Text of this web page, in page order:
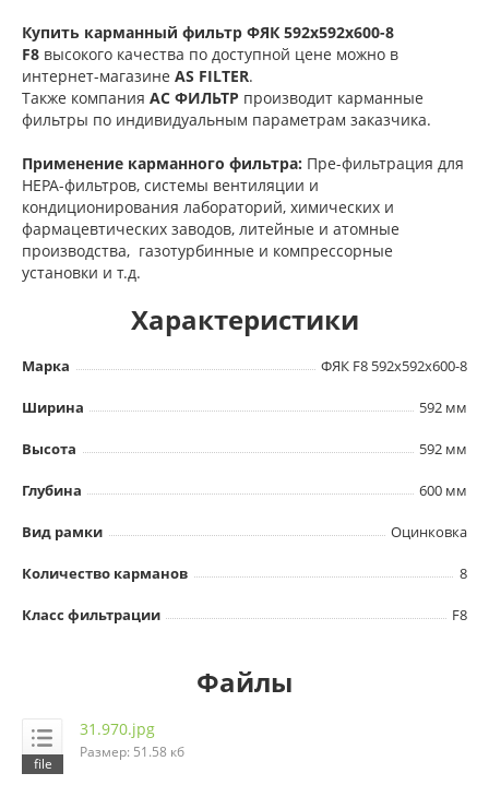
Купить карманный фильтр ФЯК 592х592х600-8
F8 высокого качества по доступной цене можно в
интернет-магазине AS FILTER.
Также компания АС ФИЛЬТР производит карманные
фильтры по индивидуальным параметрам заказчика.
Применение карманного фильтра: Пре-фильтрация для
НЕРА-фильтров, системы вентиляции и
кондиционирования лабораторий, химических и
фармацевтических заводов, литейные и атомные
производства, газотурбинные и компрессорные
установки и т.д.
Характеристики
Марка ФЯК F8 592х592х600-8
Ширина 592 мм
Высота 592 мм
Глубина 600 мм
Вид рамки Оцинковка
Количество карманов 8
Класс фильтрации F8
Файлы
31.970.jpg
Размер: 51.58 кб